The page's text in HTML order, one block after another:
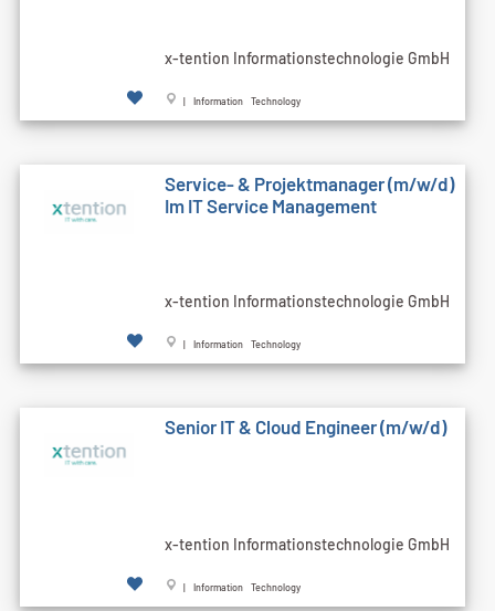
x-tention Informationstechnologie GmbH
| Information Technology
Service- & Projektmanager (m/w/d)
Im IT Service Management
x-tention Informationstechnologie GmbH
| Information Technology
Senior IT & Cloud Engineer (m/w/d)
x-tention Informationstechnologie GmbH
| Information Technology